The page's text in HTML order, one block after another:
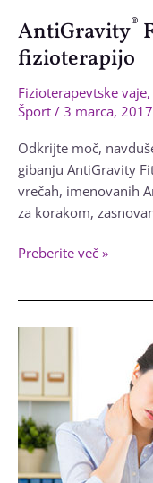
AntiGravity®
fizioterapijo
Fizioterapevtske vaje,
Šport / 3 marca, 2017
Odkrijte moč,
gibanju AntiGravity
vrečah, imenovanih
za korakom,
AntiGravity®
Preberite več »